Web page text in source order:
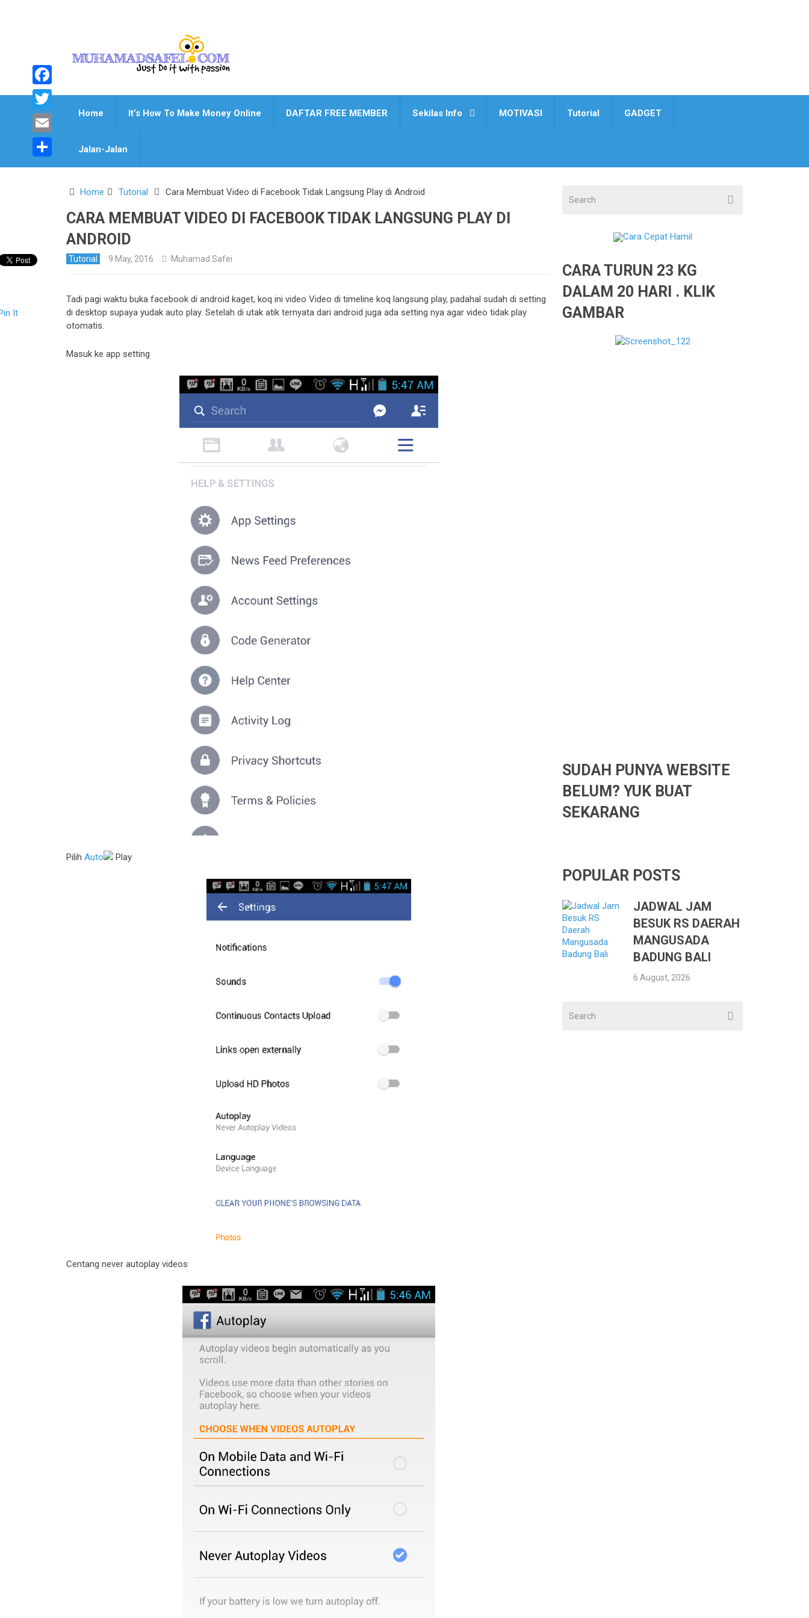
Home It’s How To Make Money Online DAFTAR FREE MEMBER Sekilas Info MOTIVASI Tutorial GADGET
Jalan-Jalan
Home Tutorial Cara Membuat Video di Facebook Tidak Langsung Play di Android
CARA MEMBUAT VIDEO DI FACEBOOK TIDAK LANGSUNG PLAY DI
ANDROID
Tutorial 9 May, 2016 Muhamad Safei
Tadi pagi waktu buka facebook di android kaget, koq ini video Video di timeline koq langsung play, padahal sudah di setting
di desktop supaya yudak auto play. Setelah di utak atik ternyata dari android juga ada setting nya agar video tidak play
otomatis.
Masuk ke app setting
Pilih Auto Play
Centang never autoplay videos
It
Facebook
Twitter
Email
Share
CARA TURUN 23 KG
DALAM 20 HARI . KLIK
GAMBAR
SUDAH PUNYA WEBSITE
BELUM? YUK BUAT
SEKARANG
POPULAR POSTS
JADWAL JAM
BESUK RS DAERAH
MANGUSADA
BADUNG BALI
6 August, 2026